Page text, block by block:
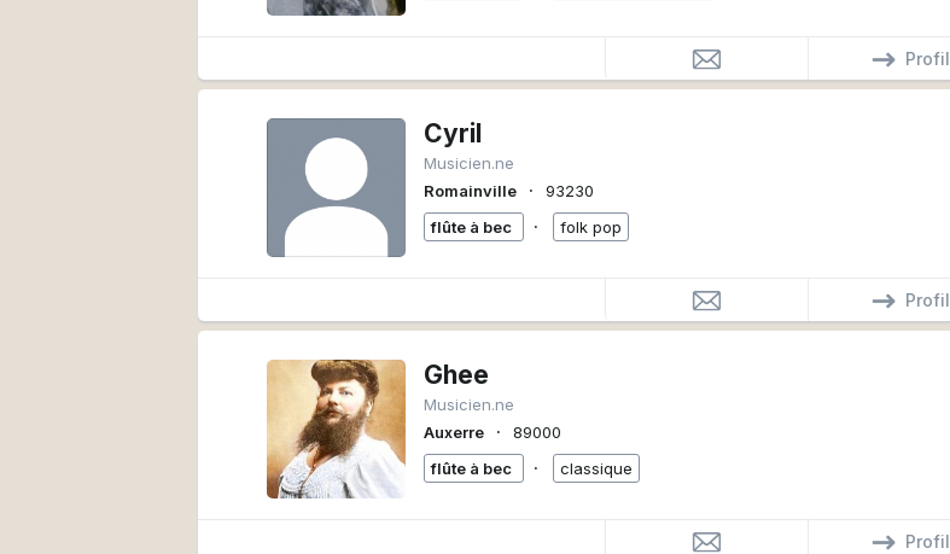
Profil
Cyril
Musicien.ne
Romainville
∙
93230
flûte à bec
∙ folk pop
Profil
Ghee
Musicien.ne
Auxerre
∙
89000
flûte à bec
∙ classique
Profil